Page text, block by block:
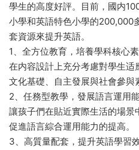
學生的高度好評。目前，國内
小學和英語特色小學的200,000
套資源來提升英語。
1、全方位教育，培養學科核心
在内容設計上充分考慮對學生
文化基礎、自主發展與社會參與
2、任務型教學，發展語言運用
讓孩子們在貼近實際生活的場景
促進語言綜合運用能力的提高。
3、高質量配套，提升英語學習